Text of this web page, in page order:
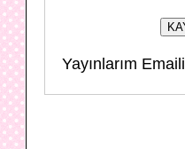
Yayınlarım